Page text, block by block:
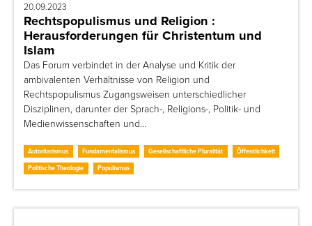
20.09.2023
Rechtspopulismus und Religion :
Herausforderungen für Christentum und
Islam
Das Forum verbindet in der Analyse und Kritik der
ambivalenten Verhältnisse von Religion und
Rechtspopulismus Zugangsweisen unterschiedlicher
Disziplinen, darunter der Sprach-, Religions-, Politik- und
Medienwissenschaften und…
Autoritarismus Fundamentalismus Gesellschaftliche Pluralität
Öffentlichkeit
Politische Theologie
Populismus